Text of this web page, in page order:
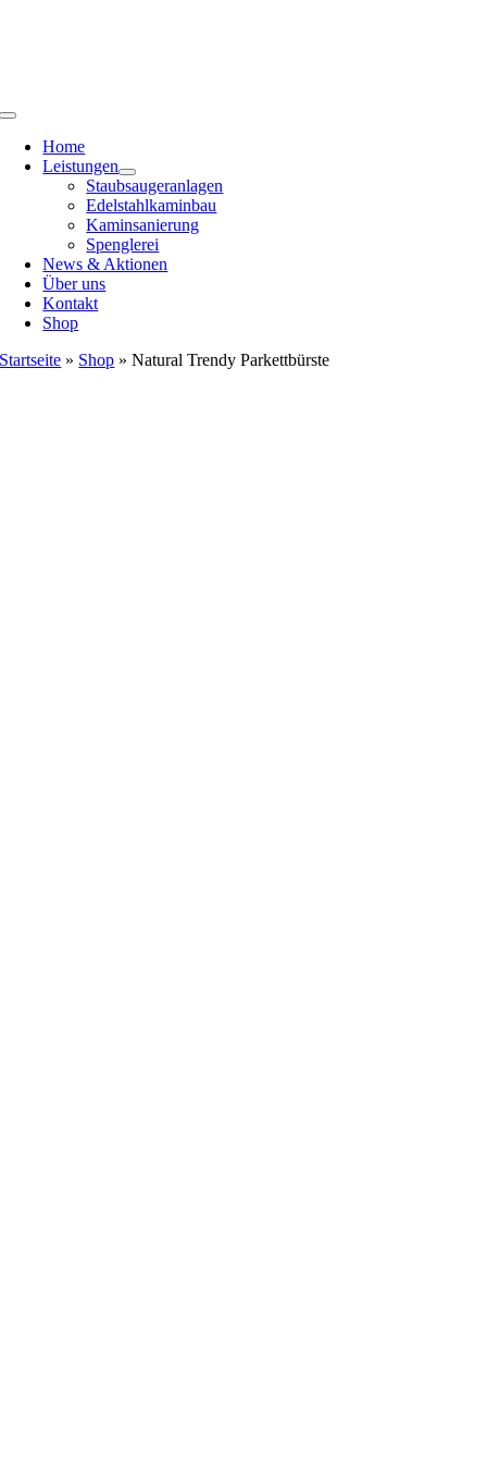
Toggle
NavigationHome
Leistungen
Staubsaugeranlagen
Edelstahlkaminbau
Kaminsanierung
Spenglerei
News & Aktionen
Über uns
Kontakt
Shop
Startseite » Shop »Natural Trendy Parkettbürste